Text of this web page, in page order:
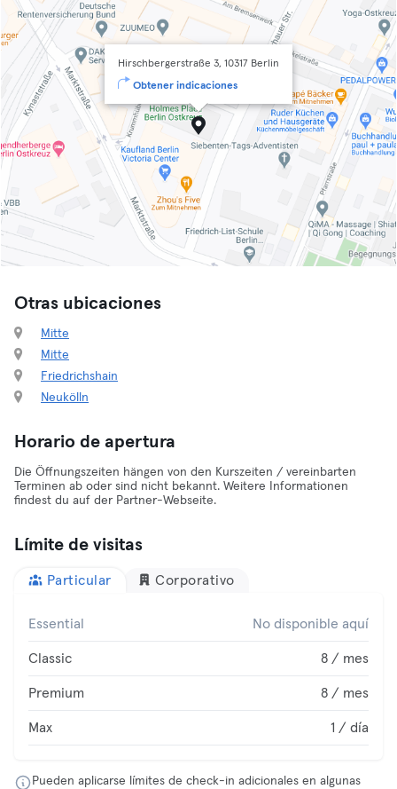
Hirschbergerstraße 3, 10317 Berlin
Obtener indicaciones
Otras ubicaciones
Mitte
Mitte
Friedrichshain
Neukölln
Horario de apertura
Die Öffnungszeiten hängen von den Kurszeiten / vereinbarten
Terminen ab oder sind nicht bekannt. Weitere Informationen
findest du auf der Partner-Webseite.
Límite de visitas
Particular Corporativo
Essential No disponible aquí
Classic 8 / mes
Premium 8 / mes
Max 1 / día
Pueden aplicarse límites de check-in adicionales en algunas